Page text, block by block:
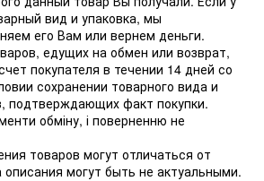
вид и упаковка, мы
его Вам или вернем деньги.
едущих на обмен или возврат,
покупателя в течении 14 дней со
сохранении товарного вида и
подтверждающих факт покупки.
обміну, і поверненню не
товаров могут отличаться от
могут быть не актуальными.